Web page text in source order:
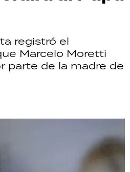
registró el
Marcelo Moretti
parte de la madre de